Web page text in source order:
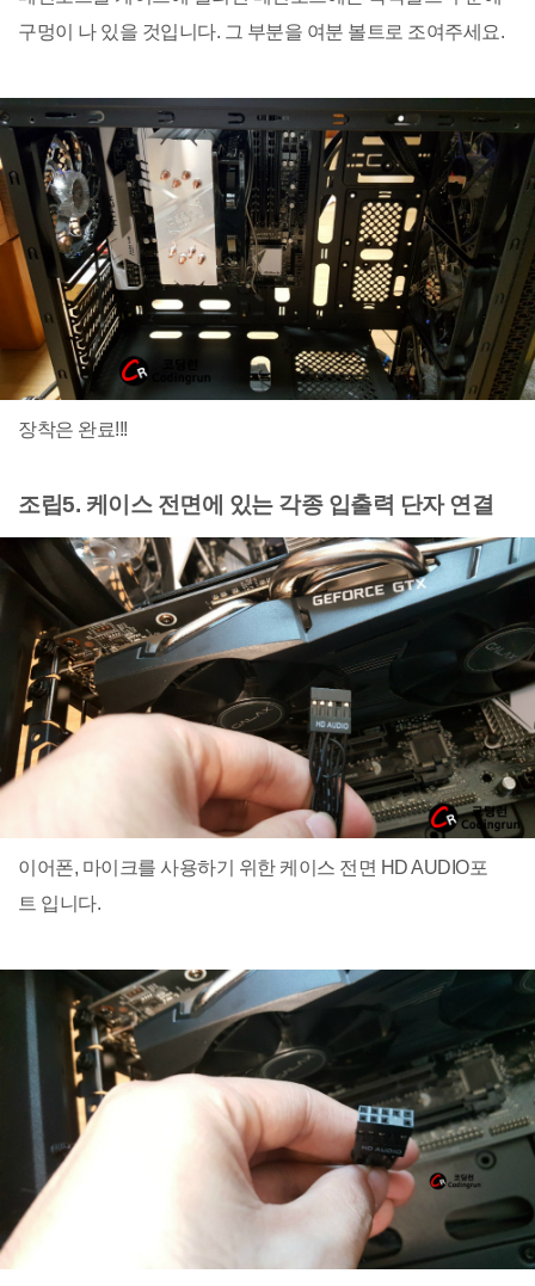
구멍이 나 있을 것입니다. 그 부분을 여분 볼트로 조여주세요.
장착은 완료!!!
조립5. 케이스 전면에 있는 각종 입출력 단자 연결
이어폰, 마이크를 사용하기 위한 케이스 전면 HD AUDIO포
트 입니다.